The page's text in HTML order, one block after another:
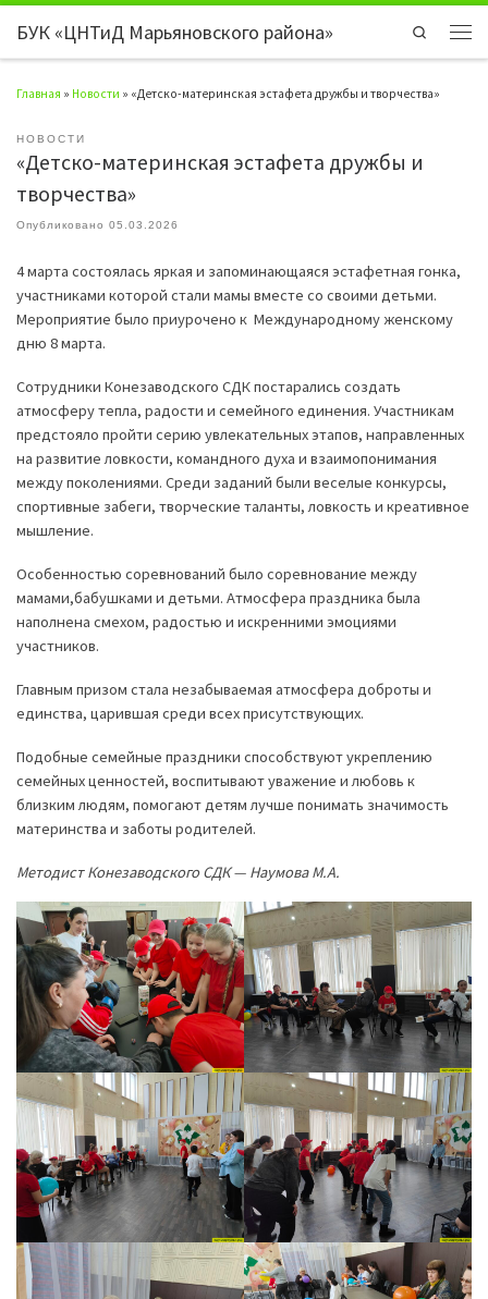
Перейти к содержимому
БУК «ЦНТиД Марьяновского района»
Search
Главная » Новости » «Детско-материнская эстафета дружбы и творчества»
НОВОСТИ
«Детско-материнская эстафета дружбы и
творчества»
Опубликовано 05.03.2026
4 марта состоялась яркая и запоминающаяся эстафетная гонка,
участниками которой стали мамы вместе со своими детьми.
Мероприятие было приурочено к Международному женскому
дню 8 марта.
Сотрудники Конезаводского СДК постарались создать
атмосферу тепла, радости и семейного единения. Участникам
предстояло пройти серию увлекательных этапов, направленных
на развитие ловкости, командного духа и взаимопонимания
между поколениями. Среди заданий были веселые конкурсы,
спортивные забеги, творческие таланты, ловкость и креативное
мышление.
Особенностью соревнований было соревнование между
мамами,бабушками и детьми. Атмосфера праздника была
наполнена смехом, радостью и искренними эмоциями
участников.
Главным призом стала незабываемая атмосфера доброты и
единства, царившая среди всех присутствующих.
Подобные семейные праздники способствуют укреплению
семейных ценностей, воспитывают уважение и любовь к
близким людям, помогают детям лучше понимать значимость
материнства и заботы родителей.
Методист Конезаводского СДК — Наумова М.А.